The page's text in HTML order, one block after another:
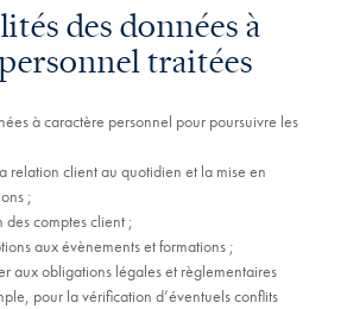
des données à
traitées
à caractère personnel pour poursuivre les
relation client au quotidien et la mise en
;
des comptes client ;
aux évènements et formations ;
aux obligations légales et règlementaires
pour la vérification d’éventuels conflits